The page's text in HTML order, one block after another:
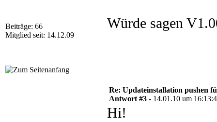
Beiträge: 66
Mitglied seit: 14.12.09
Würde sagen
Re: Updateinstallation pushen
Antwort #3 - 14.01.10 um
Hi!